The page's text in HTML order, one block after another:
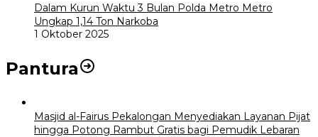
Dalam Kurun Waktu 3 Bulan Polda Metro Metro
Ungkap 1,14 Ton Narkoba
1 Oktober 2025
Pantura
Masjid al-Fairus Pekalongan Menyediakan Layanan Pijat
hingga Potong Rambut Gratis bagi Pemudik Lebaran